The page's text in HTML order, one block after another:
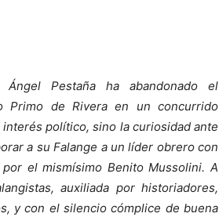
Pestaña ha abandonado el
Primo de Rivera en un concurrido
político, sino la curiosidad ante
a su Falange a un líder obrero con
el mismísimo Benito Mussolini. A
auxiliada por historiadores,
y con el silencio cómplice de buena